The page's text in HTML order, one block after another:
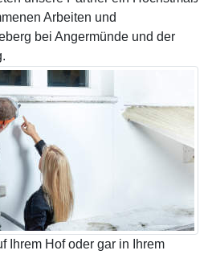
Arbeiten und
bei Angermünde und der
Ihrem Hof oder gar in Ihrem